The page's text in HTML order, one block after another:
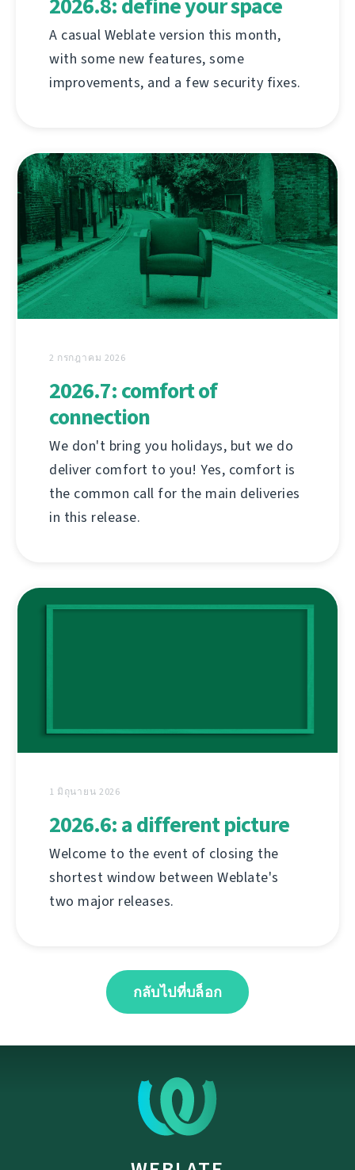
2026.8: define your space
A casual Weblate version this month,
with some new features, some
improvements, and a few security fixes.
2 กรกฎาคม 2026
2026.7: comfort of
connection
We don't bring you holidays, but we do
deliver comfort to you! Yes, comfort is
the common call for the main deliveries
in this release.
1 มิถุนายน 2026
2026.6: a different picture
Welcome to the event of closing the
shortest window between Weblate's
two major releases.
กลับไปที่บล็อก